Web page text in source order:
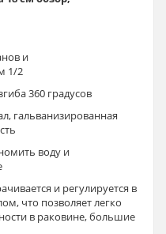
и
1/2
360 градусов
гальванизированная
воду и
и регулируется в
что позволяет легко
в раковине, большие